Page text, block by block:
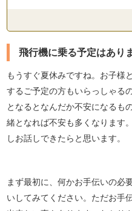
飛行機に乗る予定はあり
もうすぐ夏休みですね。お子様
するご予定の方もいらっしゃる
となるとなんだか不安になるも
緒となれば不安も多くなります
しお話しできたらと思います。
まず最初に、何かお手伝いの必
いしてみてください。ただお手